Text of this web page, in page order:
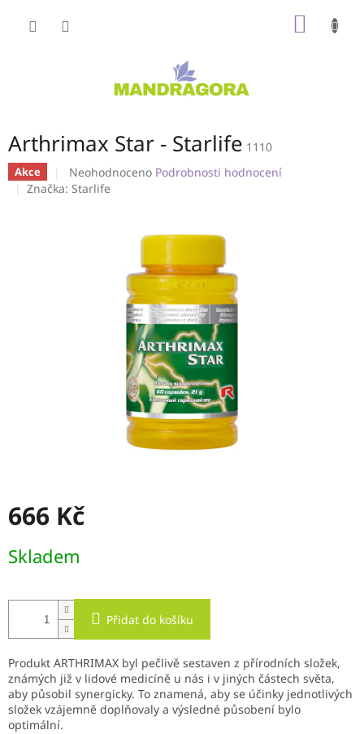
Arthrimax Star - Starlife 1110
Akce
Průměrné
hodnocení
Neohodnoceno Podrobnosti hodnocení
Značka: Starlife
666 Kč
cena:
Skladem
Přidat do košíku
Produkt ARTHRIMAX byl pečlivě sestaven z přírodních složek,
známých již v lidové medicíně u nás i v jiných částech světa,
aby působil synergicky. To znamená, aby se účinky jednotlivých
složek vzájemně doplňovaly a výsledné působení bylo
optimální.